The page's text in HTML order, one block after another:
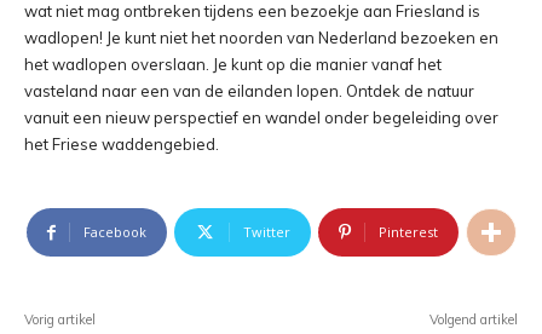
wat niet mag ontbreken tijdens een bezoekje aan Friesland is
wadlopen! Je kunt niet het noorden van Nederland bezoeken en
het wadlopen overslaan. Je kunt op die manier vanaf het
vasteland naar een van de eilanden lopen. Ontdek de natuur
vanuit een nieuw perspectief en wandel onder begeleiding over
het Friese waddengebied.
Facebook Twitter Pinterest
Vorig artikel Volgend artikel